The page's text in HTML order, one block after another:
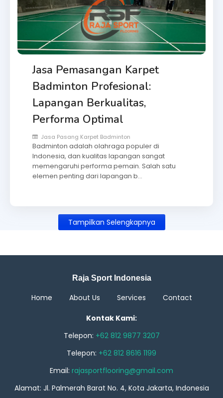
Jasa Pemasangan Karpet
Badminton Profesional:
Lapangan Berkualitas,
Performa Optimal
Jasa Pasang Karpet Badminton
Badminton adalah olahraga populer di
Indonesia, dan kualitas lapangan sangat
memengaruhi performa pemain. Salah satu
elemen penting dari lapangan b…
Tampilkan Selengkapnya
Raja Sport Indonesia
Home About Us Services Contact
Kontak Kami:
Telepon: +62 812 9877 3207
Telepon: +62 812 8616 1199
Email: rajasportflooring@gmail.com
Alamat: Jl. Palmerah Barat No. 4, Kota Jakarta, Indonesia